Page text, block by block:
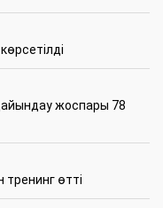
жоспары 78
өтті